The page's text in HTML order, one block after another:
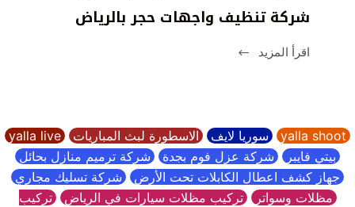
شركة تنظيف واجهات حجر بالرياض
اقرأ المزيد
شركة
بالرياض
yalla shoot سوريا لايف الاسطورة لبث المباريات yalla live
بيتي فايبر شركة عزل فوم بجدة شركة ترميم منازل بحائل
جهاز كشف اعطال الكابلات تحت الأرض شركة تسليك مجاري
مظلات وسواتر تركيب مظلات سيارات في الرياض تركيب